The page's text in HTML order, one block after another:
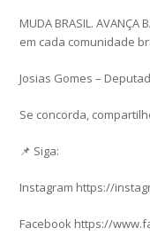
MUDA BRASIL.
em cada comunidade
Josias Gomes –
Se concorda,
📌 Siga:
Instagram https://
Facebook https://